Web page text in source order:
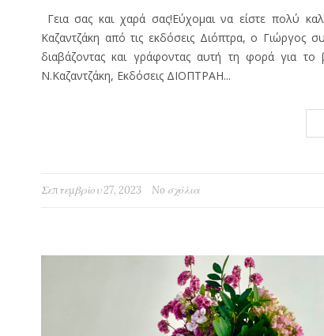
Γεια σας και χαρά σας!Εύχομαι να είστε πολύ
Καζαντζάκη από τις εκδόσεις Διόπτρα, ο Γιώργος
διαβάζοντας και γράφοντας αυτή τη φορά
Ν.Καζαντζάκη, Εκδόσεις ΔΙΟΠΤΡΑΗ...
Σεπτεμβρίου 27, 2023 No σχόλια